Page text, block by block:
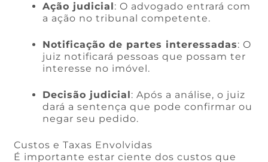
Ação judicial : O advogado entrará com
a ação no tribunal competente.
Notificação de partes interessadas: O
juiz notificará pessoas que possam ter
interesse no imóvel.
Decisão judicial : Após a análise, o juiz
dará a sentença que pode confirmar ou
negar seu pedido.
Custos e Taxas Envolvidas
É importante estar ciente dos custos que